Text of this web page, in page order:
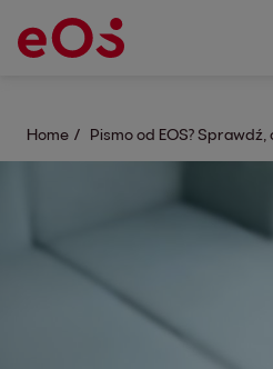
Home Pismo od EOS?